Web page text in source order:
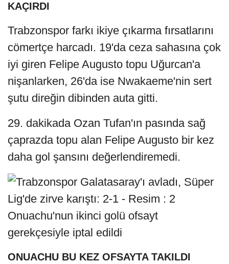
KAÇIRDI
Trabzonspor farkı ikiye çıkarma fırsatlarını
cömertçe harcadı. 19'da ceza sahasına çok
iyi giren Felipe Augusto topu Uğurcan'a
nişanlarken, 26'da ise Nwakaeme'nin sert
şutu direğin dibinden auta gitti.
29. dakikada Ozan Tufan'ın pasında sağ
çaprazda topu alan Felipe Augusto bir kez
daha gol şansını değerlendiremedi.
Onuachu'nun ikinci golü ofsayt
gerekçesiyle iptal edildi
ONUACHU BU KEZ OFSAYTA TAKILDI